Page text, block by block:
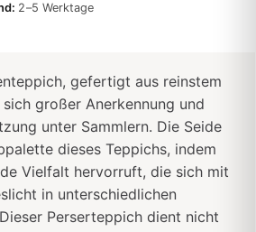
2–5 Werktage
gefertigt aus reinstem
großer Anerkennung und
unter Sammlern. Die Seide
dieses Teppichs, indem
Vielfalt hervorruft, die sich mit
in unterschiedlichen
Perserteppich dient nicht